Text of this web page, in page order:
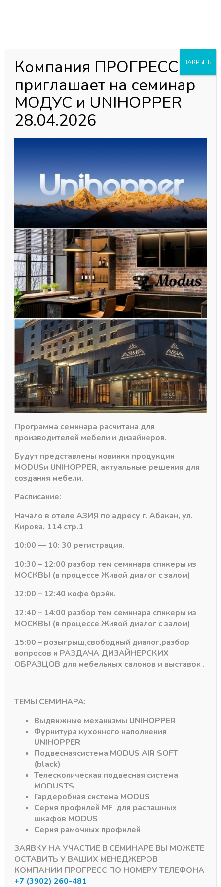
Главная страница Магазин» Алюминий для Шкафов-Купе
Алюминевая система АЛВИД» Золото АЛВИД»АЛВИД
600 Профиль горизонтальный Верхний ЗОЛОТО 6м
АЛВИД 600 Профиль
горизонтальный Верхний
ЗОЛОТО 6м
311,85₽
Количество
АЛВИД
600
Профиль
Верхний
ЗОЛОТО
6м
Категория:Золото АЛВИД
Похожие товары
Профиль
винтом ЗОЛОТО 6м
В наличии
1271,55₽
нижний ЗОЛОТО 6м
В наличии
Подпишитесь на рассылку акций
Компания ПРОГРЕСС
приглашает на семинар
МОДУС и UNIHOPPER
28.04.2026
Программа семинара расчитана для
производителей мебели и дизайнеров.
Будут представлены новинки продукции
MODUSи UNIHOPPER, актуальные решения для
создания мебели.
Расписание:
Начало в отеле АЗИЯ по адресу г. Абакан, ул.
Кирова, 114 стр.1
10:00 — 10: 30 регистрация.
10:30 – 12:00 разбор тем семинара спикеры из
МОСКВЫ (в процессе Живой диалог с залом)
12:00 – 12:40 кофе брэйк.
12:40 – 14:00 разбор тем семинара спикеры из
МОСКВЫ (в процессе Живой диалог с залом)
15:00 – розыгрыш,свободный диалог,разбор
вопросов и РАЗДАЧА ДИЗАЙНЕРСКИХ
ОБРАЗЦОВ для мебельных салонов и выставок .
ТЕМЫ СЕМИНАРА:
Выдвижные механизмы UNIHOPPER
Фурнитура кухонного наполнения
UNIHOPPER
Подвеснаясистема MODUS AIR SOFT
(black)
Телескопическая подвесная система
MODUSTS
Гардеробная система MODUS
Серия профилей MF для распашных
шкафов MODUS
Серия рамочных профилей
ЗАЯВКУ НА УЧАСТИЕ В СЕМИНАРЕ ВЫ МОЖЕТЕ
ОСТАВИТЬ У ВАШИХ МЕНЕДЖЕРОВ
КОМПАНИИ ПРОГРЕСС ПО НОМЕРУ ТЕЛЕФОНА
+7 (3902) 260-481
ЗАКРЫТЬ